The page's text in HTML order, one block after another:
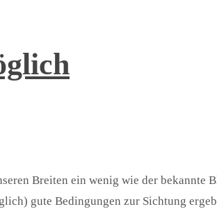
Breiten ein wenig wie der
gute Bedingungen zur Sichtung